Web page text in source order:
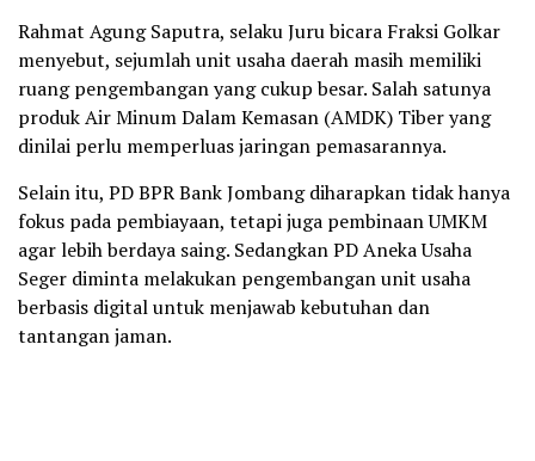
Rahmat Agung Saputra, selaku Juru bicara Fraksi Golkar
menyebut, sejumlah unit usaha daerah masih memiliki
ruang pengembangan yang cukup besar. Salah satunya
produk Air Minum Dalam Kemasan (AMDK) Tiber yang
dinilai perlu memperluas jaringan pemasarannya.
Selain itu, PD BPR Bank Jombang diharapkan tidak hanya
fokus pada pembiayaan, tetapi juga pembinaan UMKM
agar lebih berdaya saing. Sedangkan PD Aneka Usaha
Seger diminta melakukan pengembangan unit usaha
berbasis digital untuk menjawab kebutuhan dan
tantangan jaman.